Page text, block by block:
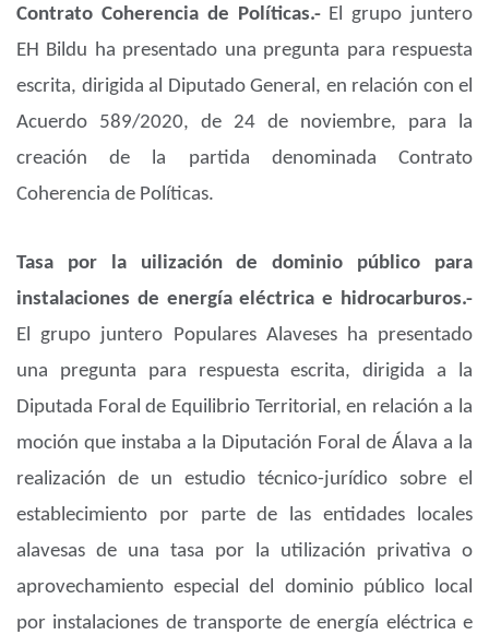
Contrato Coherencia de Políticas.- El grupo juntero
EH Bildu ha presentado una pregunta para respuesta
escrita, dirigida al Diputado General, en relación con el
Acuerdo 589/2020, de 24 de noviembre, para la
creación de la partida denominada Contrato
Coherencia de Políticas.
Tasa por la uilización de dominio público para
instalaciones de energía eléctrica e hidrocarburos.-
El grupo juntero Populares Alaveses ha presentado
una pregunta para respuesta escrita, dirigida a la
Diputada Foral de Equilibrio Territorial, en relación a la
moción que instaba a la Diputación Foral de Álava a la
realización de un estudio técnico-jurídico sobre el
establecimiento por parte de las entidades locales
alavesas de una tasa por la utilización privativa o
aprovechamiento especial del dominio público local
por instalaciones de transporte de energía eléctrica e